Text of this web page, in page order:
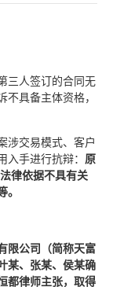
三人签订的合同无
具备主体资格，
涉交易模式、客户
手进行抗辩： 原
律依据不具有关
限公司（简称天富
某、张某、侯某确
都律师主张，取得